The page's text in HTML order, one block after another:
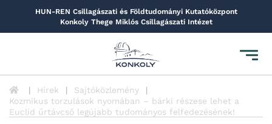
HUN-REN Csillagászati és Földtudományi Kutatóközpont
Konkoly Thege Miklós Csillagászati Intézet
Toggle
Hírek
Sajtóközlemény
Kozmikus torzulások nyomában – bárki részese lehet a
Euclid űrtávcső legújabb tudományos felfedezésének!